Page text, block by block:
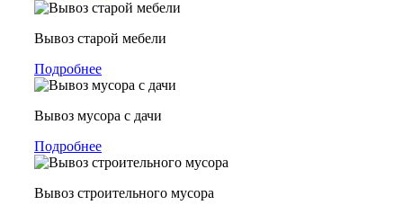
Вывоз старой мебели
Подробнее
Вывоз мусора с дачи
Подробнее
Вывоз строительного мусора